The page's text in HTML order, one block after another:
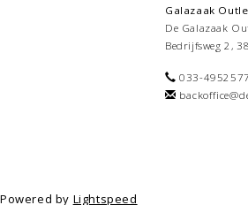
Galazaak
De Galazaak
Bedrijfsweg 2,
033-4952577
Powered by Lightspeed